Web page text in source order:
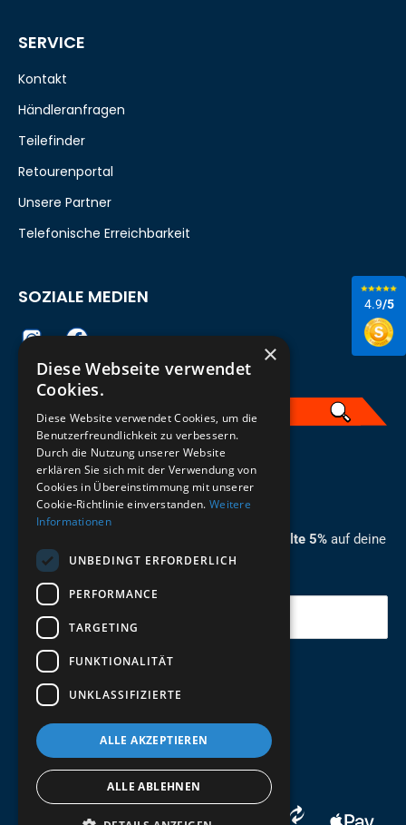
4.9/5
ZUM NEWSLETTER ANMELDEN
Melde dich jetzt zum Newsletter an und erhalte 5% auf deine
erste Bestellung.
Deine Email
Abschicken
SERVICE
Kontakt
Händleranfragen
Teilefinder
Retourenportal
Unsere Partner
Telefonische Erreichbarkeit
SOZIALE MEDIEN
German
×
Diese Webseite verwendet
Cookies.
Diese Website verwendet Cookies, um die
Benutzerfreundlichkeit zu verbessern.
Durch die Nutzung unserer Website
erklären Sie sich mit der Verwendung von
Cookies in Übereinstimmung mit unserer
Cookie-Richtlinie einverstanden. Weitere
Informationen
UNBEDINGT ERFORDERLICH
PERFORMANCE
TARGETING
FUNKTIONALITÄT
UNKLASSIFIZIERTE
ALLE AKZEPTIEREN
ALLE ABLEHNEN